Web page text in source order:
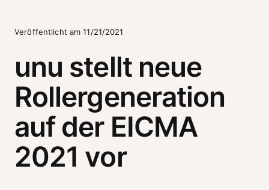
Veröffentlicht am 11/21/2021
unu stellt neue
Rollergeneration
auf der EICMA
2021 vor